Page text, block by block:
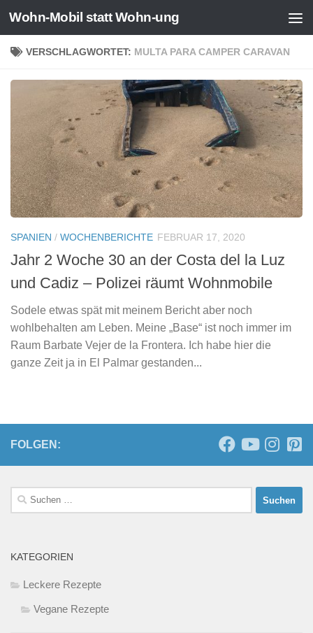
Zum Inhalt springen
Wohn-Mobil statt Wohn-ung
VERSCHLAGWORTET: MULTA PARA CAMPER CARAVAN
SPANIEN / WOCHENBERICHTE FEBRUAR 17, 2020
Jahr 2 Woche 30 an der Costa del la Luz
und Cadiz – Polizei räumt Wohnmobile
Sodele etwas spät mit meinem Bericht aber noch
wohlbehalten am Leben. Meine „Base“ ist noch immer im
Raum Barbate Vejer de la Frontera. Ich habe hier die
ganze Zeit ja in El Palmar gestanden...
FOLGEN:
Suchen
nach:
KATEGORIEN
Leckere Rezepte
Vegane Rezepte